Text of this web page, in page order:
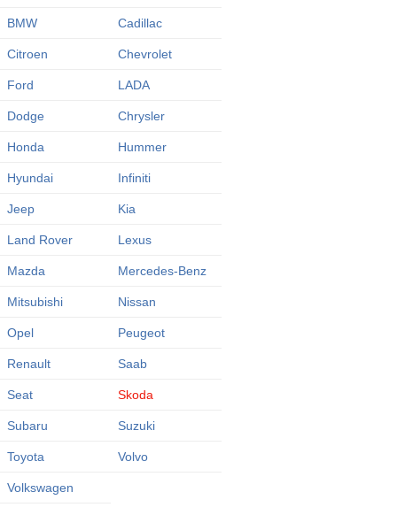
BMW Cadillac
Citroen Chevrolet
Ford LADA
Dodge Chrysler
Honda Hummer
Hyundai Infiniti
Jeep Kia
Land Rover Lexus
Mazda Mercedes-Benz
Mitsubishi Nissan
Opel Peugeot
Renault Saab
Seat Skoda
Subaru Suzuki
Toyota Volvo
Volkswagen